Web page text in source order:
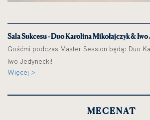
Sala Sukcesu - Duo Karolina Mikołajczyk & Iwo
Gośćmi podczas Master Session będą: Duo
Iwo Jedynecki!
Więcej >
MECENAT